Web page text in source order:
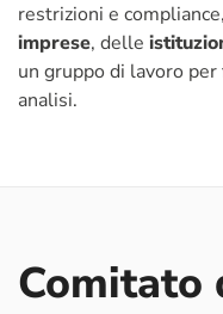
restrizioni e
imprese, delle
un gruppo di lavoro per
analisi.
Comitato